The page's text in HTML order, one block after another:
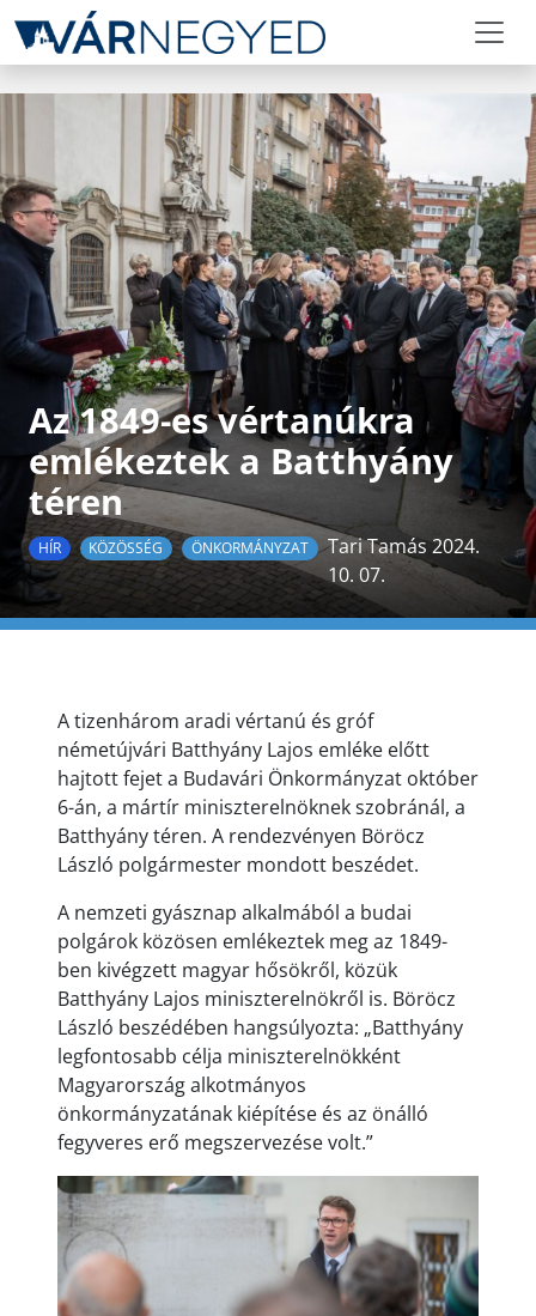
Az 1849-es vértanúkra
emlékeztek a Batthyány
téren
HÍR KÖZÖSSÉG ÖNKORMÁNYZAT
Tari Tamás 2024.
10. 07.
A tizenhárom aradi vértanú és gróf
németújvári Batthyány Lajos emléke előtt
hajtott fejet a Budavári Önkormányzat október
6-án, a mártír miniszterelnöknek szobránál, a
Batthyány téren. A rendezvényen Böröcz
László polgármester mondott beszédet.
A nemzeti gyásznap alkalmából a budai
polgárok közösen emlékeztek meg az 1849-
ben kivégzett magyar hősökről, közük
Batthyány Lajos miniszterelnökről is. Böröcz
László beszédében hangsúlyozta: „Batthyány
legfontosabb célja miniszterelnökként
Magyarország alkotmányos
önkormányzatának kiépítése és az önálló
fegyveres erő megszervezése volt.”